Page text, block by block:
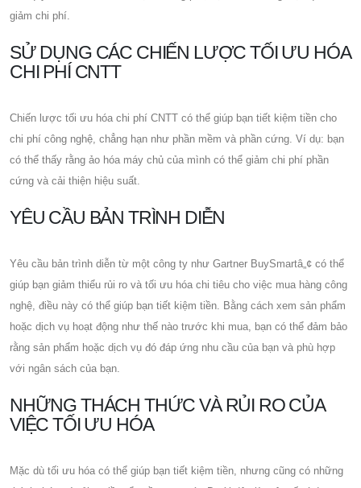
giảm chi phí.
SỬ DỤNG CÁC CHIẾN LƯỢC TỐI ƯU HÓA
CHI PHÍ CNTT
Chiến lược tối ưu hóa chi phí CNTT có thể giúp bạn tiết kiệm tiền cho
chi phí công nghệ, chẳng hạn như phần mềm và phần cứng. Ví dụ: bạn
có thể thấy rằng ảo hóa máy chủ của mình có thể giảm chi phí phần
cứng và cải thiện hiệu suất.
YÊU CẦU BẢN TRÌNH DIỄN
Yêu cầu bản trình diễn từ một công ty như Gartner BuySmartâ„¢ có thể
giúp bạn giảm thiểu rủi ro và tối ưu hóa chi tiêu cho việc mua hàng công
nghệ, điều này có thể giúp bạn tiết kiệm tiền. Bằng cách xem sản phẩm
hoặc dịch vụ hoạt động như thế nào trước khi mua, bạn có thể đảm bảo
rằng sản phẩm hoặc dịch vụ đó đáp ứng nhu cầu của bạn và phù hợp
với ngân sách của bạn.
NHỮNG THÁCH THỨC VÀ RỦI RO CỦA
VIỆC TỐI ƯU HÓA
Mặc dù tối ưu hóa có thể giúp bạn tiết kiệm tiền, nhưng cũng có những